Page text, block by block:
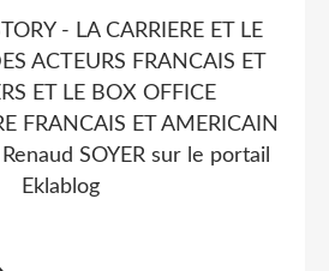
- LA CARRIERE ET LE
ACTEURS FRANCAIS ET
ET LE BOX OFFICE
FRANCAIS ET AMERICAIN
Renaud SOYER sur le portail
Eklablog